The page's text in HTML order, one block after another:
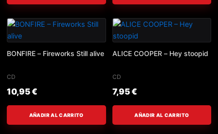
BONFIRE – Fireworks Still alive
CD
10,95€
AÑADIR AL CARRITO
ALICE COOPER – Hey stoopid
CD
7,95€
AÑADIR AL CARRITO